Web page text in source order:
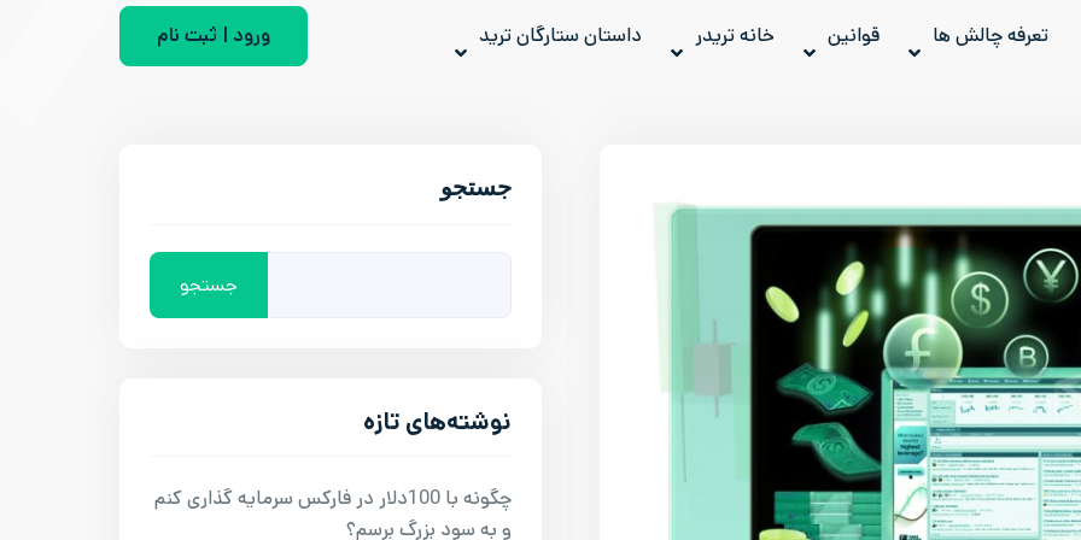
تعرفه چالش ها قوانین خانه تریدر داستان ستارگان ترید ورود | ثبت نام
جستجو
جستجو
نوشته‌های تازه
چگونه با 100دلار در فارکس سرمایه گذاری کنم
و به سود بزرگ برسم؟